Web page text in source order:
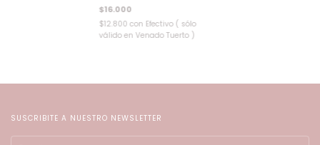
$16.000
$12.800con Efectivo ( sólo
válido en Venado Tuerto )
SUSCRIBITE A NUESTRO NEWSLETTER